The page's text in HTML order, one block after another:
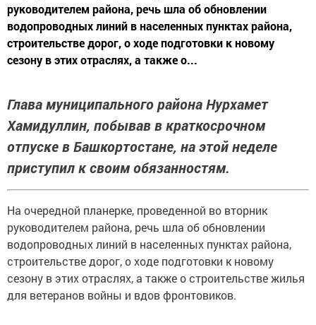
руководителем района, речь шла об обновлении
водопроводных линий в населенных пунктах района,
строительстве дорог, о ходе подготовки к новому
сезону в этих отраслях, а также о...
Глава муниципального района Нурхамет
Хамидуллин, побывав в краткосрочном
отпуске в Башкортостане, на этой неделе
приступил к своим обязанностям.
На очередной планерке, проведенной во вторник
руководителем района, речь шла об обновлении
водопроводных линий в населенных пунктах района,
строительстве дорог, о ходе подготовки к новому
сезону в этих отраслях, а также о строительстве жилья
для ветеранов войны и вдов фронтовиков.